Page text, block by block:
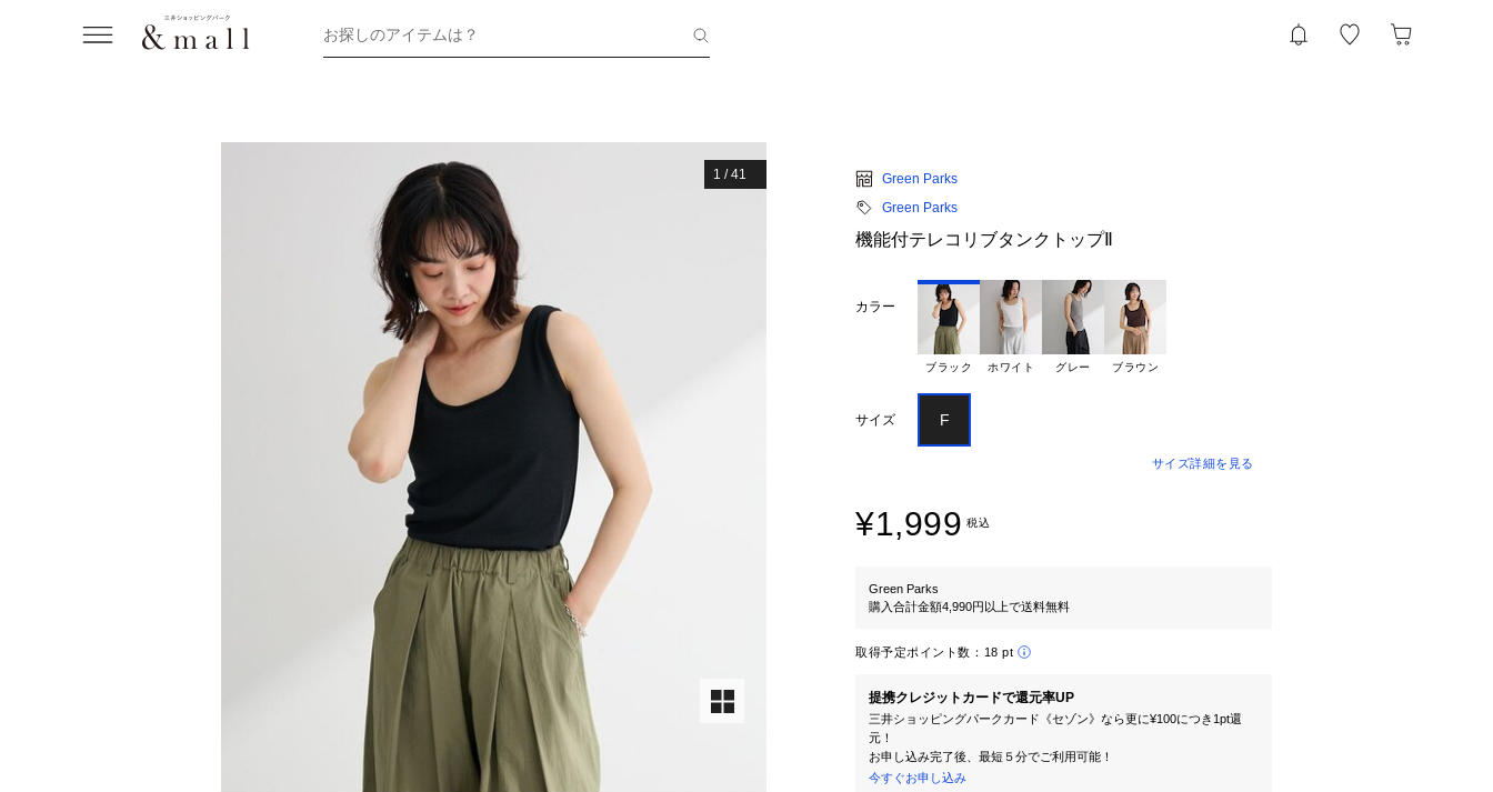
お探しのアイテムは？
1 /41
Green Parks
Green Parks
機能付テレコリブタンクトップⅡ
カラー
ブラック ホワイト グレー ブラウン
サイズ F
サイズ詳細を見る
¥1,999 税込
Green Parks
購入合計金額4,990円以上で送料無料
取得予定ポイント数： 18 pt
提携クレジットカードで還元率UP
三井ショッピングパークカード《セゾン》なら更に¥100につき1pt還
元！
お申し込み完了後、最短５分でご利用可能！
今すぐお申し込み